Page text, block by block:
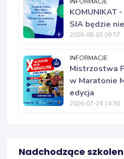
INFORMACJE
KOMUNIKAT
SIA będzie
2026-08-03 09:57
INFORMACJE
Mistrzostwa
w Maratonie
edycja
2026-07-24 14:30
Nadchodzące